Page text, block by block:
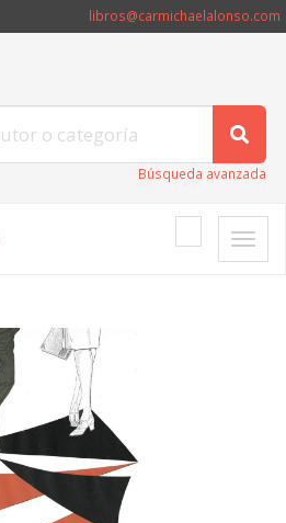
libros@carmichaelalonso.com
Búsqueda avanzada
Toggle